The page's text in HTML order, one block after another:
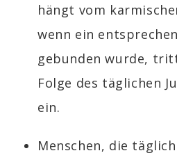
hängt vom
wenn ein
gebunden wurde,
Folge des täglichen
ein.
Menschen, die